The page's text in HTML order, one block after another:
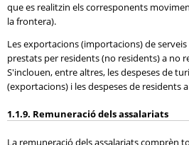
que es realitzin els corresponents
la frontera).
Les exportacions (importacions) de
prestats per residents (no residents) a no
S'inclouen, entre altres, les despeses de
(exportacions) i les despeses de residents
1.1.9. Remuneració dels assalariats
La remuneració dels assalariats comprèn